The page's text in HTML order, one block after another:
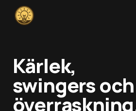
Kärlek,
swingers och